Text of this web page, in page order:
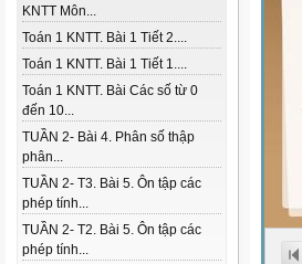
KNTT Môn...
Toán 1 KNTT. Bài 1 Tiết 2....
Toán 1 KNTT. Bài 1 Tiết 1....
Toán 1 KNTT. Bài Các số từ 0
đến 10...
TUẦN 2- Bài 4. Phân số thập
phân...
TUẦN 2- T3. Bài 5. Ôn tập các
phép tính...
TUẦN 2- T2. Bài 5. Ôn tập các
phép tính...